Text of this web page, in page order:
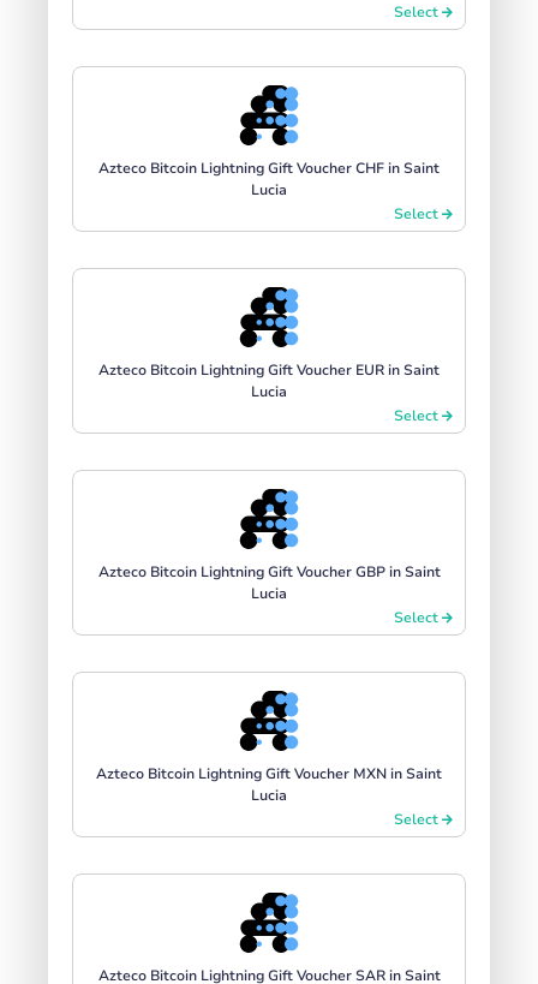
Select
Azteco Bitcoin Lightning Gift Voucher CHF in Saint
Lucia
Select
Azteco Bitcoin Lightning Gift Voucher EUR in Saint
Lucia
Select
Azteco Bitcoin Lightning Gift Voucher GBP in Saint
Lucia
Select
Azteco Bitcoin Lightning Gift Voucher MXN in Saint
Lucia
Select
Azteco Bitcoin Lightning Gift Voucher SAR in Saint